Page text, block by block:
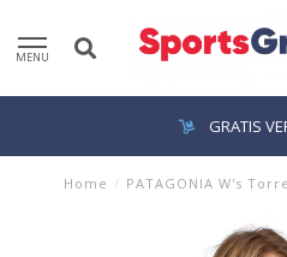
MENU
GRATIS
Home / PATAGONIA W's